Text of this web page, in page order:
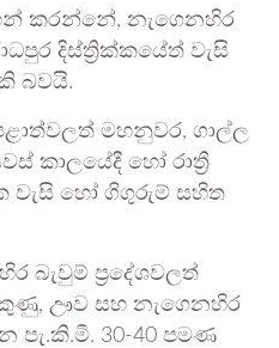
කරන්නේ, නැගෙනහිර
දිස්ත්‍රික්කයේත් වැසි
බවයි.
මහනුවර, ගාල්ල
කාලයේදී හෝ රාත්‍රී
වැසි හෝ ගිගුරුම් සහිත
බැවුම් ප්‍රදේශවලත්
ඌව සහ නැගෙනහිර
පැ.කි.මී. 30-40 පමණ